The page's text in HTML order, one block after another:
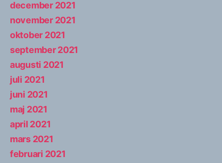
december 2021
november 2021
oktober 2021
september 2021
augusti 2021
juli 2021
juni 2021
maj 2021
april 2021
mars 2021
februari 2021